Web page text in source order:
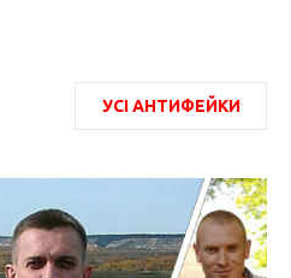
УСІ АНТИФЕЙКИ